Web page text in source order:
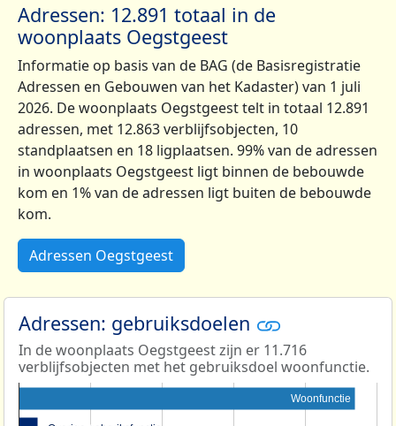
Adressen: 12.891 totaal in de
woonplaats Oegstgeest
Informatie op basis van de BAG (de Basisregistratie
Adressen en Gebouwen van het Kadaster) van 1 juli
2026. De woonplaats Oegstgeest telt in totaal 12.891
adressen, met 12.863 verblijfsobjecten, 10
standplaatsen en 18 ligplaatsen. 99% van de adressen
in woonplaats Oegstgeest ligt binnen de bebouwde
kom en 1% van de adressen ligt buiten de bebouwde
kom.
Adressen Oegstgeest
Adressen: gebruiksdoelen
In de woonplaats Oegstgeest zijn er 11.716
verblijfsobjecten met het gebruiksdoel woonfunctie.
Woonfunctie